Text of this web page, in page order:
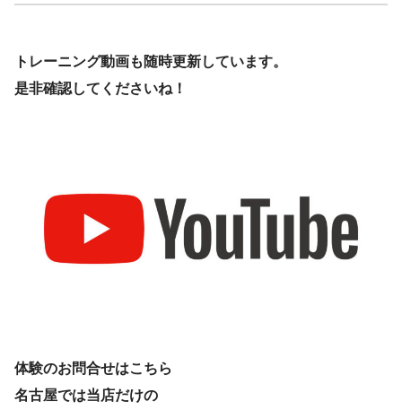
トレーニング動画も随時更新しています。
是非確認してくださいね！
体験のお問合せはこちら
名古屋では当店だけの